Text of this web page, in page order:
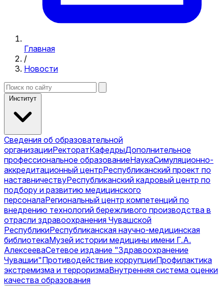
Главная
/
Новости
Институт
Сведения об образовательной
организацииРекторатКафедрыДополнительное
профессиональное образованиеНаукаСимуляционно-
аккредитационный центрРеспубликанский проект по
наставничествуРеспубликанский кадровый центр по
подбору и развитию медицинского
персоналаРегиональный центр компетенций по
внедрению технологий бережливого производства в
отрасли здравоохранения Чувашской
РеспубликиРеспубликанская научно-медицинская
библиотекаМузей истории медицины имени Г.А.
АлексееваСетевое издание "Здравоохранение
Чувашии"Противодействие коррупцииПрофилактика
экстремизма и терроризмаВнутренняя система оценки
качества образования